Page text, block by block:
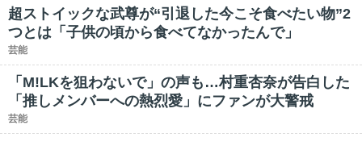
超ストイックな武尊が“引退した今こそ食べたい物”2
つとは「子供の頃から食べてなかったんで」
芸能
「M!LKを狙わないで」の声も…村重杏奈が告白した
「推しメンバーへの熱烈愛」にファンが大警戒
芸能